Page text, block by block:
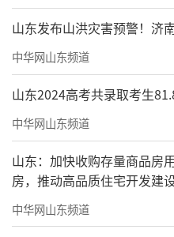
山东发布山洪灾害预警！济
中华网山东频道
山东2024高考共录取考生
中华网山东频道
山东：加快收购存量商品房
房，推动高品质住宅开发建
中华网山东频道